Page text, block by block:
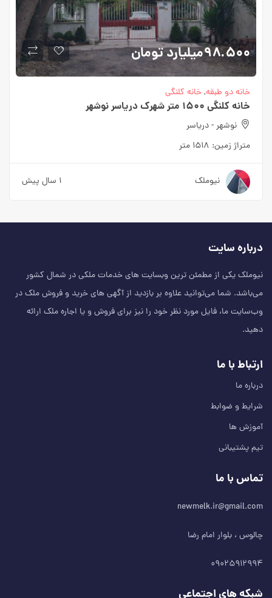
۹۸.۵۰۰میلیارد تومان
خانه دو طبقه,خانه کلنگی
خانه کلنگی ۱۵۰۰ متر شهرک دریاسر نوشهر
نوشهر - دریاسر
متراژ زمین: ۱۵۱۸ متر
نیوملک ۱ سال پیش
درباره سایت
نیوملک یکی از مطمئن‌ ترین وبسایت های خدمات ملکی در شمال کشور
می‌باشد. شما می‌توانید علاوه بر بازدید از آگهی های خرید و فروش ملک در
وب‌سایت ما، فایل مورد نظر خود را نیز برای فروش و یا اجاره ملک ارائه
دهید.
ارتباط با ما
درباره ما
شرایط و ضوابط
آموزش ها
تیم پشتیبانی
تماس با ما
newmelk.ir@gmail.com
چالوس ، بلوار امام رضا
۰۹۰۲۵۹۱۲۹۹۴